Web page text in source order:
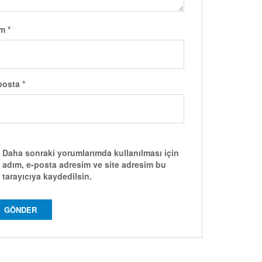
*
*
Daha sonraki yorumlarımda kullanılması için
adım, e-posta adresim ve site adresim bu
tarayıcıya kaydedilsin.